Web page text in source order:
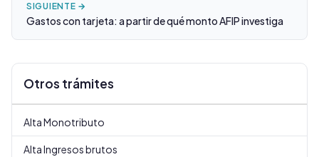
SIGUIENTE →
Gastos con tarjeta: a partir de qué monto AFIP investiga
Otros trámites
Alta Monotributo
Alta Ingresos brutos